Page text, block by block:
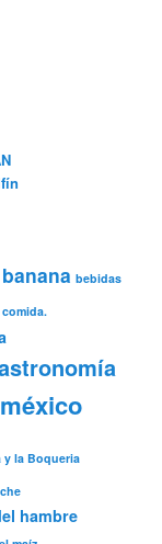
banana bebidas
comida.
la Boqueria
hambre